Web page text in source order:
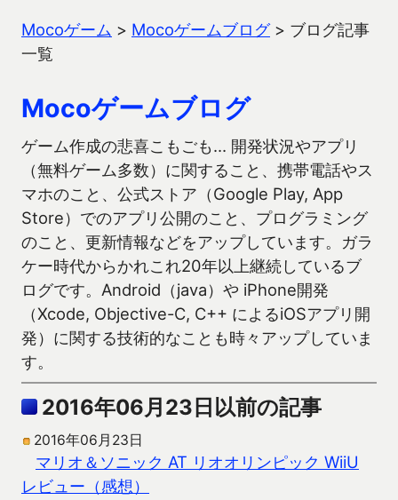
Mocoゲーム > Mocoゲームブログ> ブログ記事
一覧
Mocoゲームブログ
ゲーム作成の悲喜こもごも… 開発状況やアプリ
（無料ゲーム多数）に関すること、携帯電話やス
マホのこと、公式ストア（Google Play, App
Store）でのアプリ公開のこと、プログラミング
のこと、更新情報などをアップしています。ガラ
ケー時代からかれこれ20年以上継続しているブ
ログです。Android（java）や iPhone開発
（Xcode, Objective-C, C++ によるiOSアプリ開
発）に関する技術的なことも時々アップしていま
す。
2016年06月23日以前の記事
2016年06月23日
マリオ＆ソニック AT リオオリンピック WiiU
レビュー（感想）